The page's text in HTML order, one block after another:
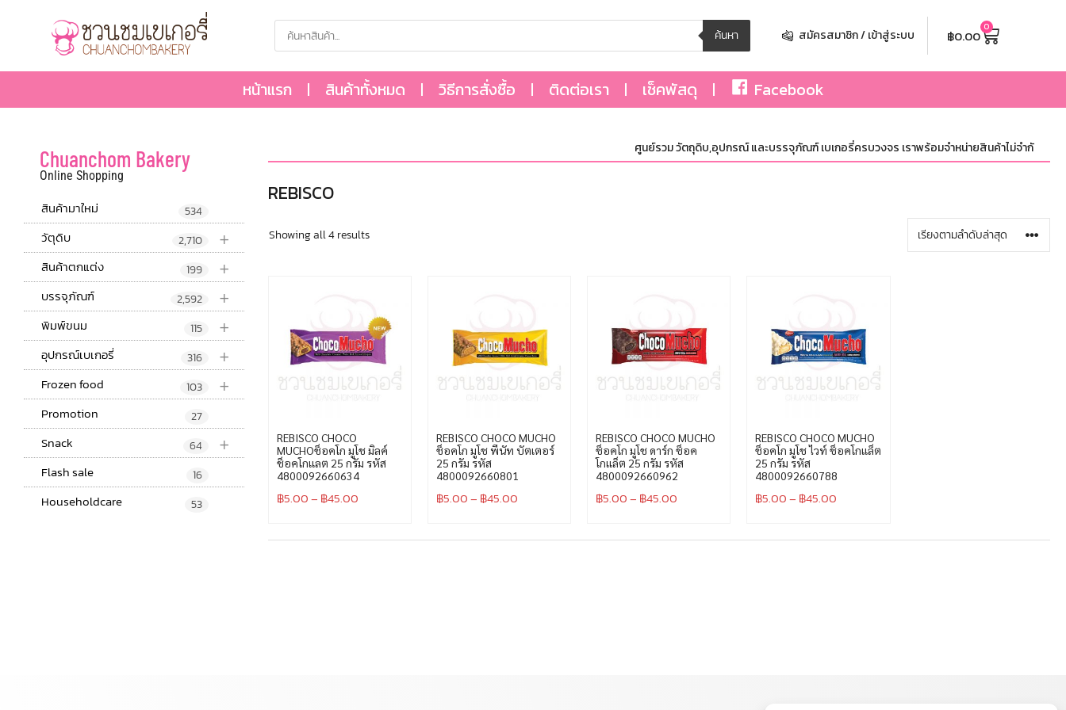
ค้นหา สมัครสมาชิก / เข้าสู่ระบบ ฿0.00 0
หน้าแรก สินค้าทั้งหมด วิธีการสั่งซื้อ ติดต่อเรา เช็คพัสดุ Facebook
Chuanchom Bakery
Online Shopping
สินค้ามาใหม่ 534
+
วัตุดิบ 2,710
+
สินค้าตกแต่ง 199
+
บรรจุภัณฑ์ 2,592
+
พิมพ์ขนม 115
+
อุปกรณ์เบเกอรี่ 316
+
Frozen food 103
Promotion 27
+
Snack 64
Flash sale 16
Householdcare 53
ศูนย์รวม วัตถุดิบ,อุปกรณ์ และบรรจุภัณฑ์ เบเกอรี่ครบวงจร เราพร้อมจำหน่ายสินค้าไม่จำกัดจำนว
REBISCO
Showing all 4 results
REBISCO CHOCO
MUCHOช็อคโก มูโช มิลค์
ช็อคโกเเลต 25 กรัม รหัส
4800092660634
฿5.00– ฿45.00
REBISCO CHOCO MUCHO
ช็อคโก มูโช พีนัท บัตเตอร์
25 กรัม รหัส
4800092660801
฿5.00– ฿45.00
REBISCO CHOCO MUCHO
ช็อคโก มูโช ดาร์ก ช็อค
โกเเล็ต 25 กรัม รหัส
4800092660962
฿5.00– ฿45.00
REBISCO CHOCO MUCHO
ช็อคโก มูโช ไวท์ ช็อคโกแล็ต
25 กรัม รหัส
4800092660788
฿5.00– ฿45.00